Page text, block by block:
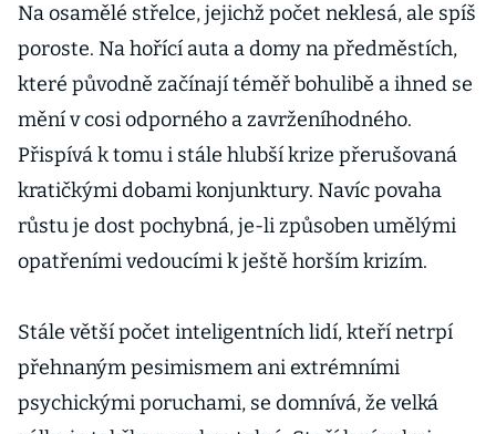
Na osamělé střelce, jejichž počet neklesá, ale spíš
poroste. Na hořící auta a domy na předměstích,
které původně začínají téměř bohulibě a ihned se
mění v cosi odporného a zavrženíhodného.
Přispívá k tomu i stále hlubší krize přerušovaná
kratičkými dobami konjunktury. Navíc povaha
růstu je dost pochybná, je-li způsoben umělými
opatřeními vedoucími k ještě horším krizím.
Stále větší počet inteligentních lidí, kteří netrpí
přehnaným pesimismem ani extrémními
psychickými poruchami, se domnívá, že velká